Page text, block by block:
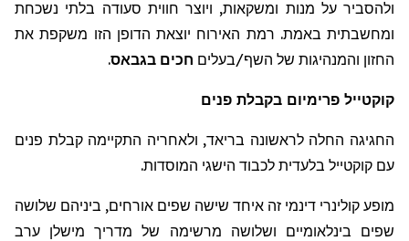
ולהסביר על מנות ומשקאות, ויוצר חווית סעודה בלתי נשכחת
ומחשבתית באמת. רמת האירוח יוצאת הדופן הזו משקפת את
החזון והמנהיגות של השף/בעלים חכים בגבאס.
קוקטייל פרימיום בקבלת פנים
החגיגה החלה לראשונה בריאד, ולאחריה התקיימה קבלת פנים
עם קוקטייל בלעדית לכבוד הישגי המוסדות.
מופע קולינרי דינמי זה איחד שישה שפים אורחים, ביניהם שלושה
שפים בינלאומיים ושלושה מרשימה של מדריך מישלן ערב